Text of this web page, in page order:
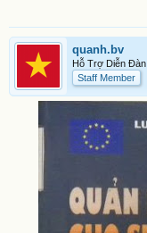
quanh.bv
Hỗ Trợ Diễn Đàn
Staff Member